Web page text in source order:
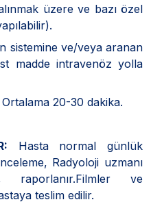
üzere ve bazı özel
sistemine ve/veya aranan
madde intravenöz yolla
Ortalama 20-30 dakika.
Hasta normal günlük
Radyoloji uzmanı
raporlanır.Filmler ve
teslim edilir.